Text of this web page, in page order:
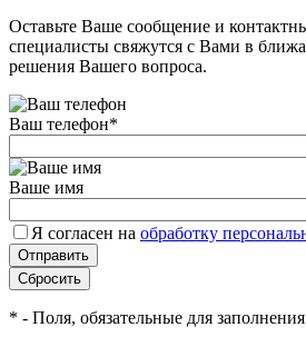
Оставьте Ваше сообщение и
специалисты свяжутся с Вами в
решения Вашего вопроса.
Ваш телефон*
Ваше имя
Я согласен на обработку
* - Поля, обязательные для заполнения